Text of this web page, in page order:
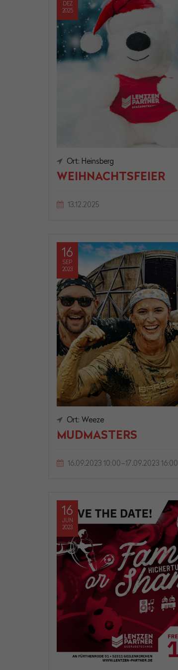
DEZ
2025
Ort: Heinsberg
WEIHNACHTSFEIER
13.12.2025
16
SEP
2023
Ort: Weeze
MUDMASTERS
16.09.2023 10:00–17.09.2023 16:00
16
JUN
2023